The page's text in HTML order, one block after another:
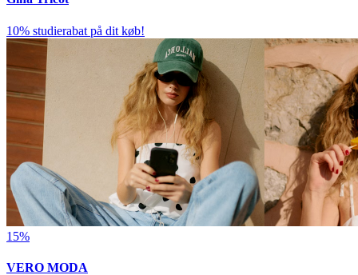
10% studierabat på dit køb!
15%
VERO MODA